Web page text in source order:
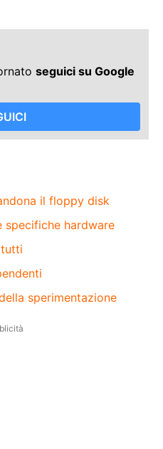
seguici su Google
il floppy disk
specifiche hardware
sperimentazione